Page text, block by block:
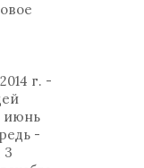
г. -
июнь
-
3